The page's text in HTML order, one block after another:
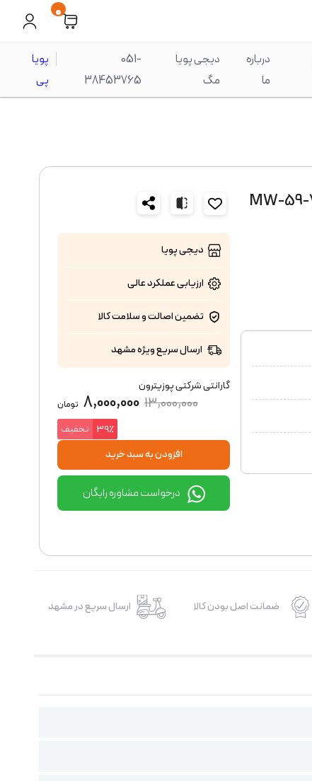
0
درباره
ما
دیجی پویا
مگ
051-
38453765
پویا
پی
دیجی پویا
ارزیابی عملکردعالی
تضمین اصالت و سلامت کالا
ارسال سریع ویژه مشهد
گارانتی شرکتی پوزیترون
13,000,000
8,000,000 تومان
39٪ تخفیف
افزودن به سبد خرید
درخواست مشاوره رایگان
ضمانت اصل بودن کالا ارسال سریع در مشهد